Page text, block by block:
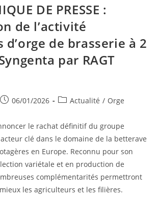
DE PRESSE :
de l’activité
d’orge de brasserie à 2
par RAGT
06/01/2026 Actualité / Orge
le rachat définitif du groupe
clé dans le domaine de la betterave
en Europe. Reconnu pour son
variétale et en production de
complémentarités permettront
les agriculteurs et les filières.